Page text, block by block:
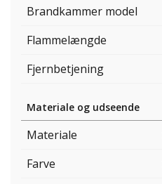
Brandkammer model
Flammelængde
Fjernbetjening
Materiale og udseende
Materiale
Farve